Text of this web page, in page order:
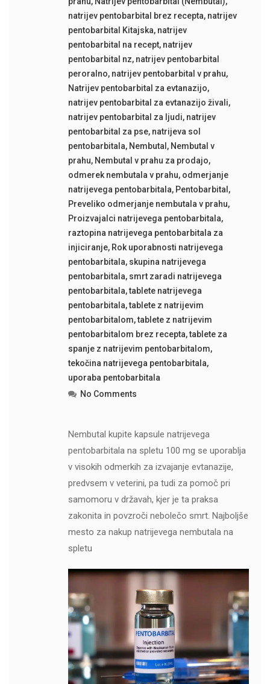
natrijev pentobarbital brez recepta, natrijev
pentobarbital Kitajska, natrijev
pentobarbital na recept, natrijev
pentobarbital nz, natrijev pentobarbital
peroralno, natrijev pentobarbital v prahu,
Natrijev pentobarbital za evtanazijo,
natrijev pentobarbital za evtanazijo živali,
natrijev pentobarbital za ljudi, natrijev
pentobarbital za pse, natrijeva sol
pentobarbitala, Nembutal , Nembutal v
prahu, Nembutal v prahu za prodajo,
odmerek nembutala v prahu, odmerjanje
natrijevega pentobarbitala, Pentobarbital ,
Preveliko odmerjanje nembutala v prahu,
Proizvajalci natrijevega pentobarbitala,
raztopina natrijevega pentobarbitala za
injiciranje, Rok uporabnosti natrijevega
pentobarbitala, skupina natrijevega
pentobarbitala, smrt zaradi natrijevega
pentobarbitala,tablete natrijevega
pentobarbitala,tablete z natrijevim
pentobarbitalom,tablete z natrijevim
pentobarbitalom brez recepta,tablete za
spanje z natrijevim pentobarbitalom,
tekočina natrijevega pentobarbitala,
uporaba pentobarbitala
No Comments
Nembutal kupite kapsule natrijevega
pentobarbitala na spletu 100 mg se uporablja
v visokih odmerkih za izvajanje evtanazije,
predvsem v veterini, pa tudi za pomoč pri
samomoru v državah, kjer je ta praksa
zakonita in povzroči nebolečo smrt. Najboljše
mesto za nakup natrijevega nembutala na
spletu